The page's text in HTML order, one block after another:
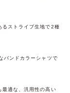
るストライプ生地で2種
バンドカラーシャツで
最適な、汎用性の高い